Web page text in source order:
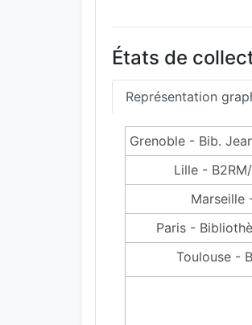
États de
Représentation
Grenoble - Bib.
Lille -
Marseille
Paris -
Toulouse -